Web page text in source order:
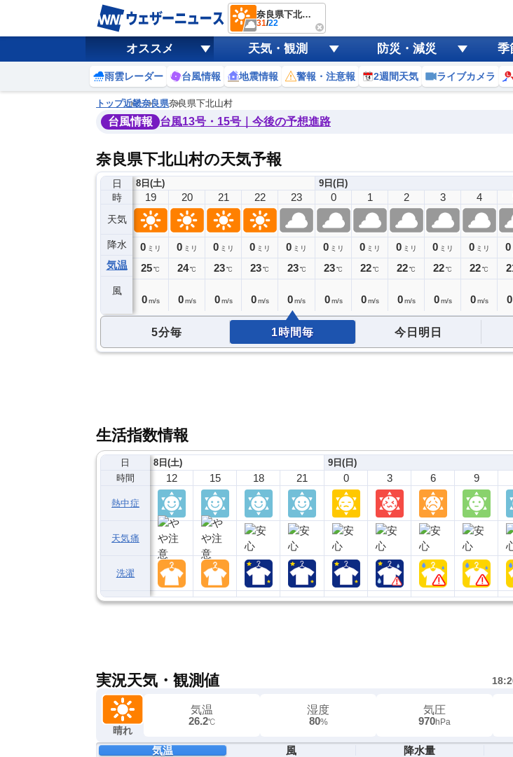
奈良県下北山村
31/22
オススメ 天気・観測 防災・減災 季
雨雲レーダー 台風情報 地震情報 警報・注意報 2週間天気 ライブカメラ
トップ近畿奈良県奈良県下北山村
台風情報 台風13号・15号｜今後の予想進路
奈良県下北山村の天気予報
日
時
天気
降水
気温
風
8日(土)
18
0ミリ
26℃
19
0 ミリ
25℃
0 m/s
20
0 ミリ
24℃
0 m/s
21
0 ミリ
23℃
0 m/s
22
0 ミリ
23℃
0 m/s
23
0 ミリ
23 ℃
0m/s
9日(日)
0
0 ミリ
23℃
0 m/s
1
0 ミリ
22℃
0 m/s
2
0 ミリ
22℃
0 m/s
3
0 ミリ
22℃
0 m/s
4
0 ミリ
22℃
0 m/s
0
0
5分毎 1時間毎 今日明日
生活指数情報
日
時間
熱中症
天気痛
洗濯
8日(土)
12 15 18 21
9日(日)
0 3 6 9
実況天気・観測値
晴れ
気温
26.2℃
湿度
80%
気圧
970hPa
気温 風 降水量